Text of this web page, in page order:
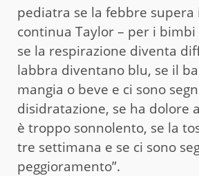
pediatra se la febbre supera
continua Taylor – per i
se la respirazione diventa
labbra diventano blu, se il
mangia o beve e ci sono
disidratazione, se ha dolore
è troppo sonnolento, se la
tre settimana e se ci sono
peggioramento”.